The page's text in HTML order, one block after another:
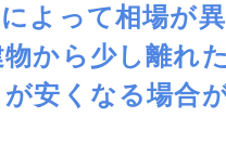
よって相場が
から少し離れ
安くなる場合